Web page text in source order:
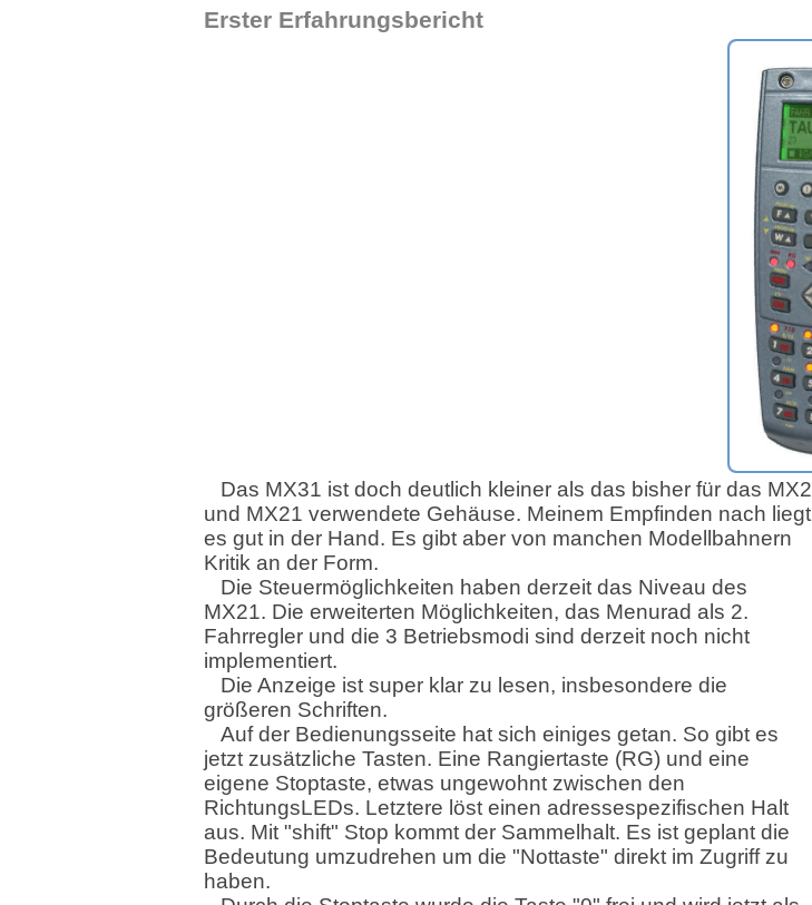
Erster Erfahrungsbericht
Das MX31 ist doch deutlich kleiner als das bisher für das MX2
und MX21 verwendete Gehäuse. Meinem Empfinden nach liegt
es gut in der Hand. Es gibt aber von manchen Modellbahnern
Kritik an der Form.
Die Steuermöglichkeiten haben derzeit das Niveau des
MX21. Die erweiterten Möglichkeiten, das Menurad als 2.
Fahrregler und die 3 Betriebsmodi sind derzeit noch nicht
implementiert.
Die Anzeige ist super klar zu lesen, insbesondere die
größeren Schriften.
Auf der Bedienungsseite hat sich einiges getan. So gibt es
jetzt zusätzliche Tasten. Eine Rangiertaste (RG) und eine
eigene Stoptaste, etwas ungewohnt zwischen den
RichtungsLEDs. Letztere löst einen adressespezifischen Halt
aus. Mit "shift" Stop kommt der Sammelhalt. Es ist geplant die
Bedeutung umzudrehen um die "Nottaste" direkt im Zugriff zu
haben.